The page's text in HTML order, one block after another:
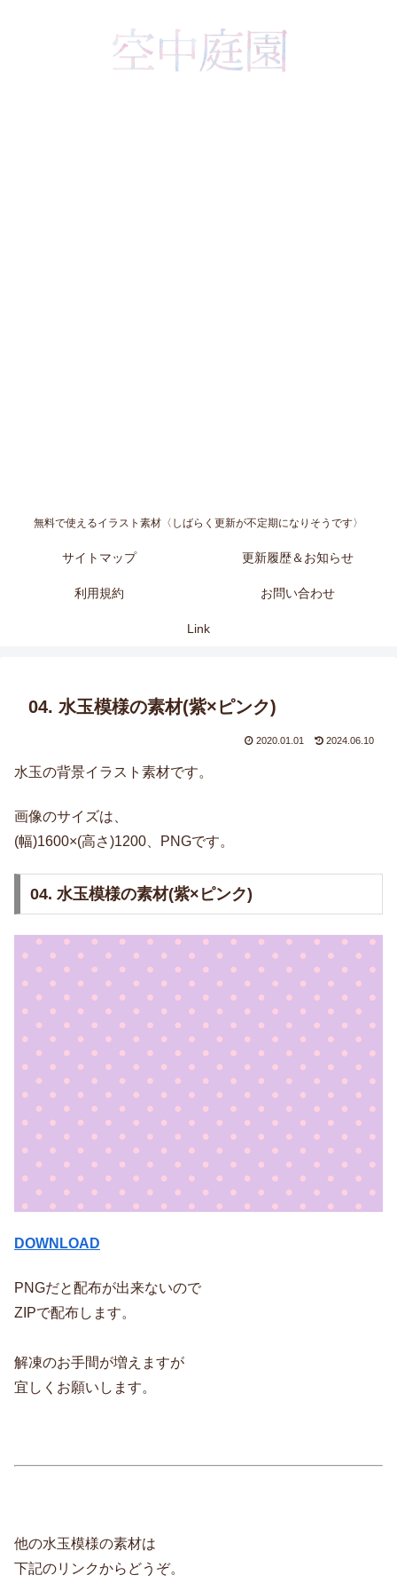
無料で使えるイラスト素材〈しばらく更新が不定期になりそうです〉
サイトマップ 更新履歴＆お知らせ
利用規約 お問い合わせ
Link
04. 水玉模様の素材(紫×ピンク)
2020.01.01 2024.06.10
水玉の背景イラスト素材です。
画像のサイズは、
(幅)1600×(高さ)1200、PNGです。
04. 水玉模様の素材(紫×ピンク)
DOWNLOAD
PNGだと配布が出来ないので
ZIPで配布します。
解凍のお手間が増えますが
宜しくお願いします。
他の水玉模様の素材は
下記のリンクからどうぞ。